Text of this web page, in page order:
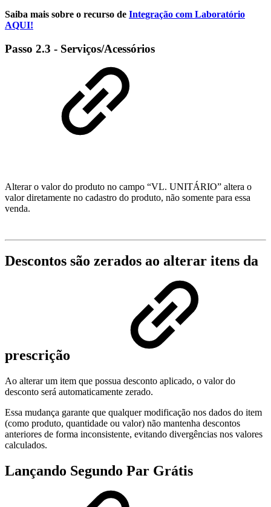
Saiba mais sobre o recurso de Integração com Laboratório
AQUI!
Passo 2.3 - Serviços/Acessórios
Alterar o valor do produto no campo “VL. UNITÁRIO” altera o
valor diretamente no cadastro do produto, não somente para essa
venda.
Descontos são zerados ao alterar itens da
prescrição
Ao alterar um item que possua desconto aplicado, o valor do
desconto será automaticamente zerado.
Essa mudança garante que qualquer modificação nos dados do item
(como produto, quantidade ou valor) não mantenha descontos
anteriores de forma inconsistente, evitando divergências nos valores
calculados.
Lançando Segundo Par Grátis